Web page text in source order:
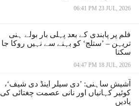
06:41 PM 23 JUL, 2026
فلم پر پابندی کے بعد پہلی بار بولے ہنی
تریہن – ’ستلج‘ کو بہنے سے نہیں روکا جا
سکتا
04:47 PM 18 JUL, 2026
آشیش ساہنی: ’دی سیلر اینڈ دی شیف‘،
کوئیر کہانیاں اور نانی عصمت چغتائی کی
یادیں